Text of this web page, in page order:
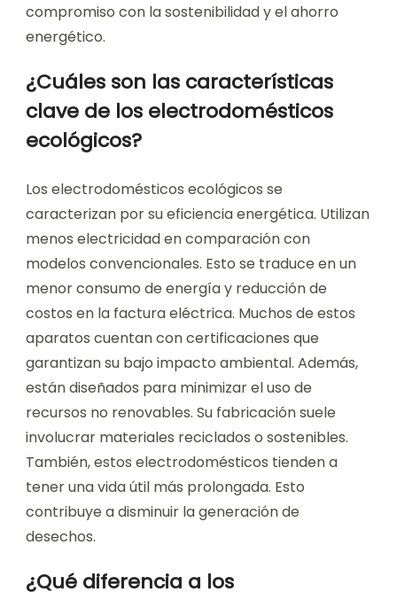
compromiso con la sostenibilidad y el ahorro
energético.
¿Cuáles son las características
clave de los electrodomésticos
ecológicos?
Los electrodomésticos ecológicos se
caracterizan por su eficiencia energética. Utilizan
menos electricidad en comparación con
modelos convencionales. Esto se traduce en un
menor consumo de energía y reducción de
costos en la factura eléctrica. Muchos de estos
aparatos cuentan con certificaciones que
garantizan su bajo impacto ambiental. Además,
están diseñados para minimizar el uso de
recursos no renovables. Su fabricación suele
involucrar materiales reciclados o sostenibles.
También, estos electrodomésticos tienden a
tener una vida útil más prolongada. Esto
contribuye a disminuir la generación de
desechos.
¿Qué diferencia a los